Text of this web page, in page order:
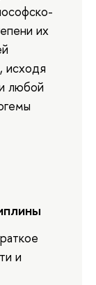
их
исходя
любой
и